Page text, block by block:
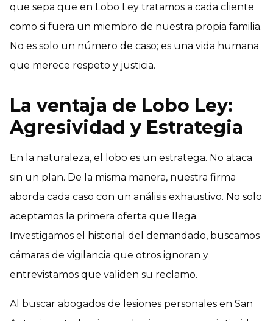
que sepa que en Lobo Ley tratamos a cada cliente
como si fuera un miembro de nuestra propia familia.
No es solo un número de caso; es una vida humana
que merece respeto y justicia.
La ventaja de Lobo Ley:
Agresividad y Estrategia
En la naturaleza, el lobo es un estratega. No ataca
sin un plan. De la misma manera, nuestra firma
aborda cada caso con un análisis exhaustivo. No solo
aceptamos la primera oferta que llega.
Investigamos el historial del demandado, buscamos
cámaras de vigilancia que otros ignoran y
entrevistamos que validen su reclamo.
Al buscar abogados de lesiones personales en San